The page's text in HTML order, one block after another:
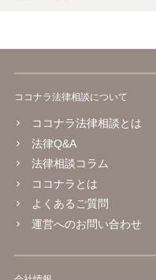
ココナラ法律相談について
ココナラ法律相談とは
法律Q&A
法律相談コラム
ココナラとは
よくあるご質問
運営へのお問い合わせ